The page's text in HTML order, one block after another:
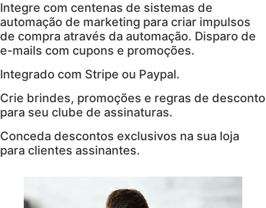
Integre com centenas de sistemas de
automação de marketing para criar impulsos
de compra através da automação. Disparo de
e-mails com cupons e promoções.
Integrado com Stripe ou Paypal.
Crie brindes, promoções e regras de desconto
para seu clube de assinaturas.
Conceda descontos exclusivos na sua loja
para clientes assinantes.